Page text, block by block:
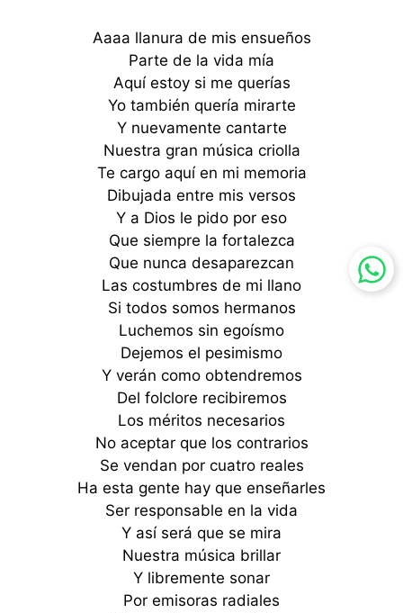
Aaaa llanura de mis ensueños
Parte de la vida mía
Aquí estoy si me querías
Yo también quería mirarte
Y nuevamente cantarte
Nuestra gran música criolla
Te cargo aquí en mi memoria
Dibujada entre mis versos
Y a Dios le pido por eso
Que siempre la fortalezca
Que nunca desaparezcan
Las costumbres de mi llano
Si todos somos hermanos
Luchemos sin egoísmo
Dejemos el pesimismo
Y verán como obtendremos
Del folclore recibiremos
Los méritos necesarios
No aceptar que los contrarios
Se vendan por cuatro reales
Ha esta gente hay que enseñarles
Ser responsable en la vida
Y así será que se mira
Nuestra música brillar
Y libremente sonar
Por emisoras radiales